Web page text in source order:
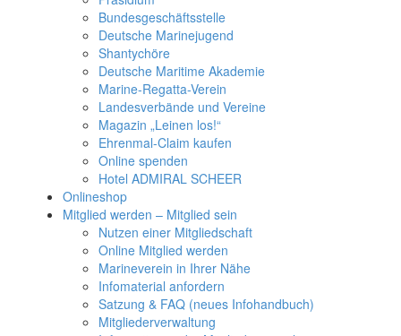
Bundesgeschäftsstelle
Deutsche Marinejugend
Shantychöre
Deutsche Maritime Akademie
Marine-Regatta-Verein
Landesverbände und Vereine
Magazin „Leinen los!“
Ehrenmal-Claim kaufen
Online spenden
Hotel ADMIRAL SCHEER
Onlineshop
Mitglied werden – Mitglied sein
Nutzen einer Mitgliedschaft
Online Mitglied werden
Marineverein in Ihrer Nähe
Infomaterial anfordern
Satzung & FAQ (neues Infohandbuch)
Mitgliederverwaltung